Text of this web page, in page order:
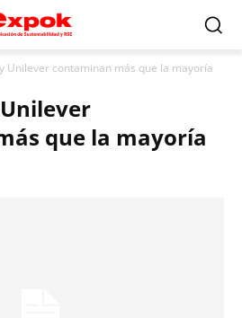
Unilever contaminan más que la mayoría
que la mayoría